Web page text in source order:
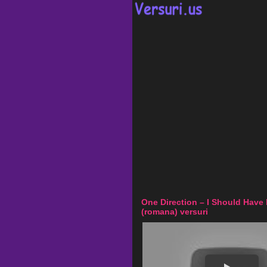
One Direction – I Should Have
(romana) versuri